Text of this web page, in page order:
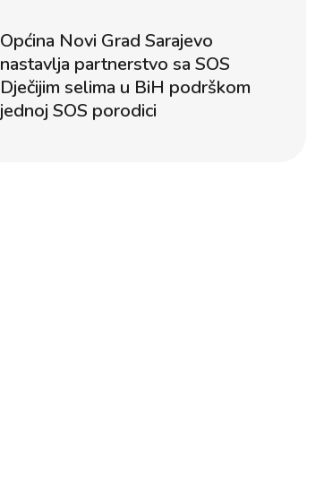
Općina Novi Grad Sarajevo
nastavlja partnerstvo sa SOS
Dječijim selima u BiH podrškom
jednoj SOS porodici